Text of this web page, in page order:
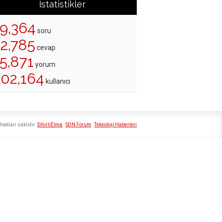
İstatistikler
soru
cevap
yorum
kullanıcı
SihirliElma SDN Forum Teknoloji Haberleri
saklıdır